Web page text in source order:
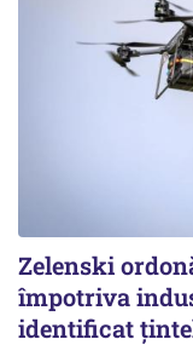
Zelenski
împotriva
identificat